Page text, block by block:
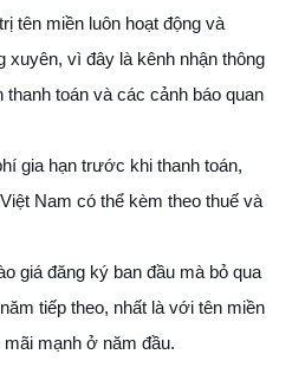
tên miền luôn hoạt động và
vì đây là kênh nhận thông
thanh toán và các cảnh báo quan
gia hạn trước khi thanh toán,
Nam có thể kèm theo thuế và
giá đăng ký ban đầu mà bỏ qua
tiếp theo, nhất là với tên miền
mạnh ở năm đầu.